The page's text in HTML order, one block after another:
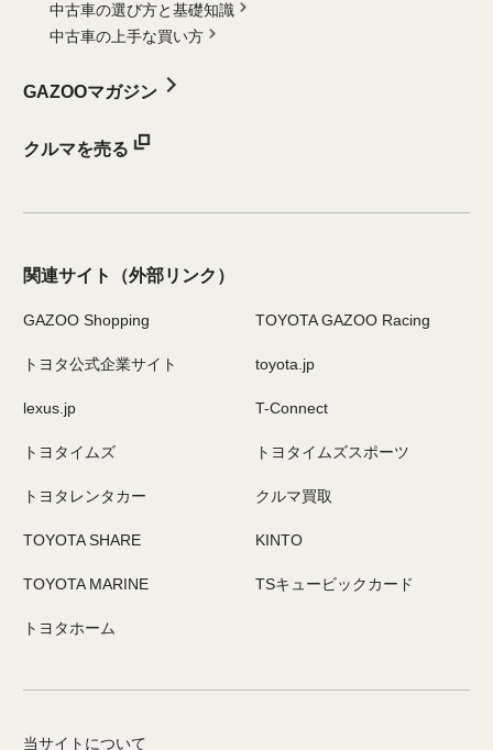
中古車の選び方と基礎知識
中古車の上手な買い方
GAZOOマガジン
クルマを売る
関連サイト （外部リンク）
GAZOO Shopping TOYOTA GAZOO Racing
トヨタ公式企業サイト toyota.jp
lexus.jp T-Connect
トヨタイムズ トヨタイムズスポーツ
トヨタレンタカー クルマ買取
TOYOTA SHARE KINTO
TOYOTA MARINE TSキュービックカード
トヨタホーム
当サイトについて